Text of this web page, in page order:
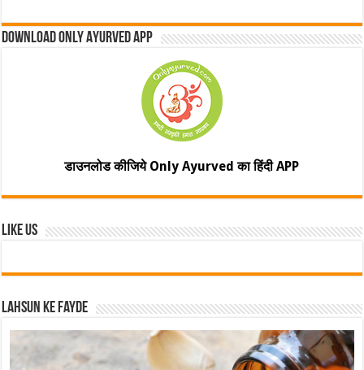
Download Only Ayurved App
डाउनलोड कीजिये Only Ayurved का हिंदी APP
Like Us
Lahsun ke fayde